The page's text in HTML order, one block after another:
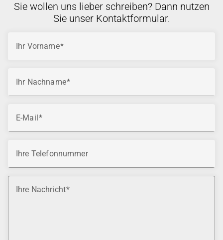
Sie wollen uns lieber schreiben? Dann nutzen
Sie unser Kontaktformular.
Ihr Vorname
Ihr Nachname
E-Mail
Ihre Telefonnummer
Ihre Nachricht